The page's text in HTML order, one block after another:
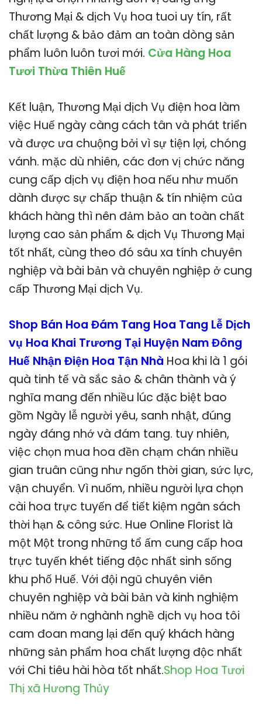
Thương Mại & dịch Vụ hoa tuoi uy tín, rất
chất lượng & bảo đảm an toàn dòng sản
phẩm luôn luôn tươi mới. Cửa Hàng Hoa
Tươi Thừa Thiên Huế
Kết luận, Thương Mại dịch Vụ điện hoa làm
việc Huế ngày càng cách tân và phát triển
và được ưa chuộng bởi vì sự tiện lợi, chóng
vánh. mặc dù nhiên, các đơn vị chức năng
cung cấp dịch vụ điện hoa nếu như muốn
dành được sự chấp thuận & tín nhiệm của
khách hàng thì nên đảm bảo an toàn chất
lượng cao sản phẩm & dịch Vụ Thương Mại
tốt nhất, cùng theo đó sâu xa tính chuyên
nghiệp và bài bản và chuyên nghiệp ở cung
cấp Thương Mại dịch Vụ.
Shop Bán Hoa Đám Tang Hoa Tang Lễ Dịch
vụ Hoa Khai Trương Tại Huyện Nam Đông
Huế Nhận Điện Hoa Tận Nhà Hoa khi là 1 gói
quà tinh tế và sắc sảo & chân thành và ý
nghĩa mang đến nhiều lúc đặc biệt bao
gồm Ngày lễ người yêu, sanh nhật, đúng
ngày đáng nhớ và đám tang. tuy nhiên,
việc chọn mua hoa đền chạm chán nhiều
gian truân cũng như ngốn thời gian, sức lực,
vận chuyển. Vì nuốm, nhiều người lựa chọn
cài hoa trực tuyến để tiết kiệm ngân sách
thời hạn & công sức. Hue Online Florist là
một Một trong những tổ ấm cung cấp hoa
trực tuyến khét tiếng độc nhất sinh sống
khu phố Huế. Với đội ngũ chuyên viên
chuyên nghiệp và bài bản và kinh nghiệm
nhiều năm ở nghành nghề dịch vụ hoa tôi
cam đoan mang lại đến quý khách hàng
những sản phẩm hoa chất lượng độc nhất
với Chi tiêu hài hòa tốt nhất.Shop Hoa Tươi
Thị xã Hương Thủy